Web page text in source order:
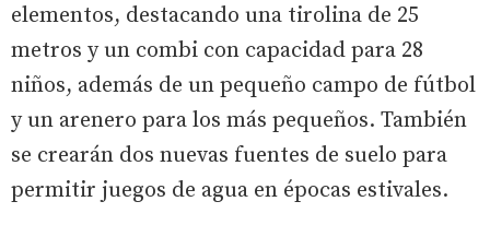
elementos, destacando una tirolina de 25
metros y un combi con capacidad para 28
niños, además de un pequeño campo de fútbol
y un arenero para los más pequeños. También
se crearán dos nuevas fuentes de suelo para
permitir juegos de agua en épocas estivales.